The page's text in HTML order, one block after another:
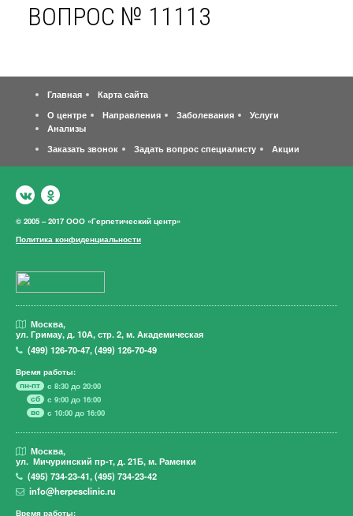
ВОПРОС № 11113
Главная
Карта сайта
О центре
Направления Заболевания
Услуги
Анализы
Заказать звонок
Задать вопрос специалисту Акции
© 2005 – 2017 ООО «Герпетический центр»
Политика конфиденциальности
Москва,
ул. Гримау,д. 10А, стр. 2, м. Академическая
(499)126-70-47,(499)126-70-49
Время работы:
пн-пт
с 8:30 до 20:00
сб
с 9:00 до 16:00
вс
с 10:00 до 16:00
Москва,
ул. Мичуринский пр-т, д. 21Б, м. Раменки
(495)734-23-41,(495)734-23-42
info@herpesclinic.ru
Время работы: